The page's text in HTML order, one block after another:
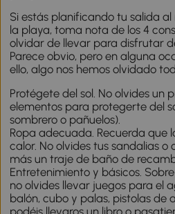
Si estás planificando tu salida
la playa, toma nota de los 4
olvidar de llevar para disfrutar
Parece obvio, pero en alguna
ello, algo nos hemos olvidado
Protégete del sol. No olvides un
elementos para protegerte del
sombrero o pañuelos).
Ropa adecuada. Recuerda que
calor. No olvides tus sandalias o
más un traje de baño de
Entretenimiento y básicos.
no olvides llevar juegos para el
balón, cubo y palas, pistolas de